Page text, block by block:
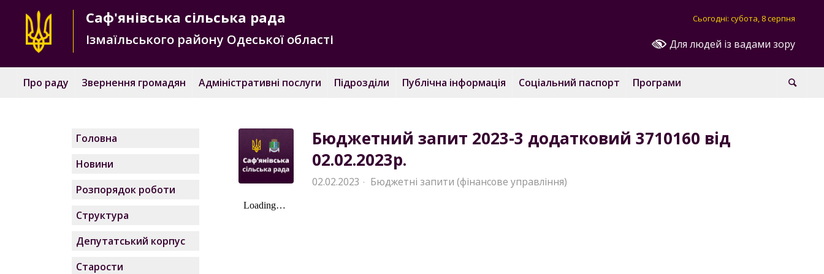
Для людей із вадами зору
Сьогодні: субота, 8 серпня
Саф'янівська сільська рада
Ізмаїльського району Одеської області
Про раду Звернення громадян Адміністративні послуги Підрозділи Публічна інформація Соціальний паспорт Програми
Бюджетний запит 2023-3 додатковий 3710160 від
02.02.2023р.
02.02.2023 · Бюджетні запити (фінансове управління)
Головна
Новини
Розпорядок роботи
Структура
Депутатський корпус
Старости